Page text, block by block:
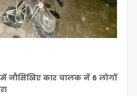
नौसिखिए कार चालक नें 6 लोगों